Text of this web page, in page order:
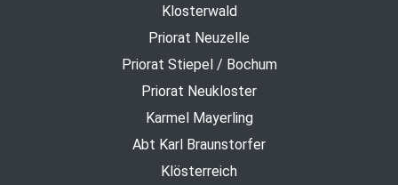
Klosterwald
Priorat Neuzelle
Priorat Stiepel / Bochum
Priorat Neukloster
Karmel Mayerling
Abt Karl Braunstorfer
Klösterreich